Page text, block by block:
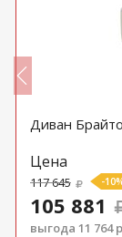
Диван
Цена
117 645 -
105 881
выгода 11 764